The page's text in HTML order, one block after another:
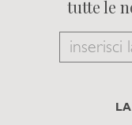
tutte le